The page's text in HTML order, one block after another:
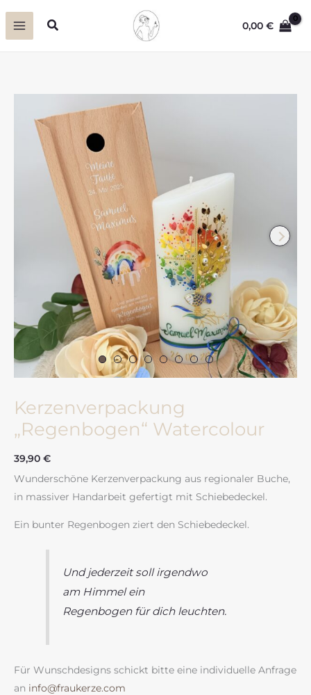
Inhalt
Suchen 0,00€
Kerzenverpackung
„Regenbogen“ Watercolour
39,90 €
Wunderschöne Kerzenverpackung aus regionaler Buche,
in massiver Handarbeit gefertigt mit Schiebedeckel.
Ein bunter Regenbogen ziert den Schiebedeckel.
Und jederzeit soll irgendwo
am Himmel ein
Regenbogen für dich leuchten.
Für Wunschdesigns schickt bitte eine individuelle Anfrage
an info@fraukerze.com